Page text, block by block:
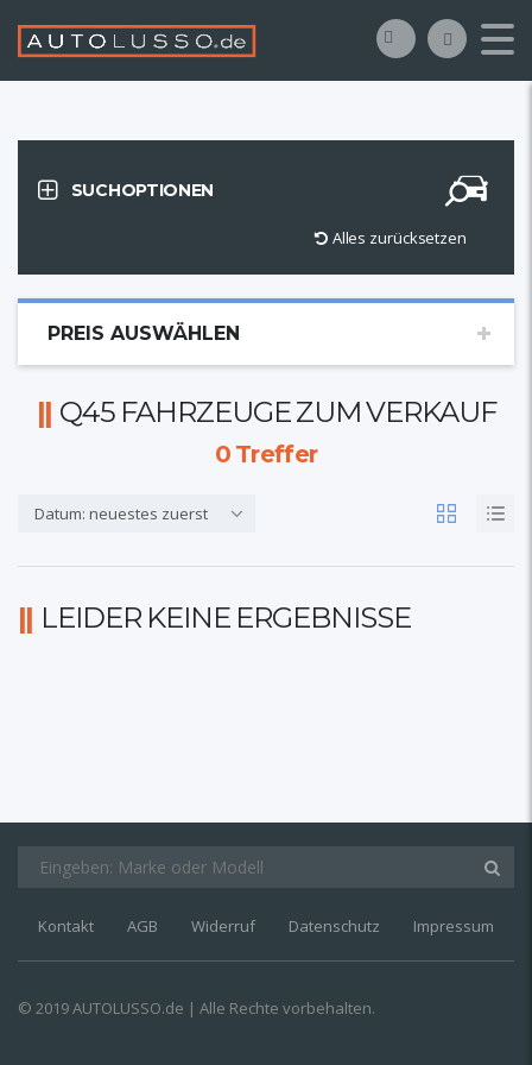
SUCHOPTIONEN
Alles zurücksetzen
PREIS AUSWÄHLEN
Q45 FAHRZEUGE ZUM VERKAUF
0Treffer
Datum: neuestes zuerst
LEIDER KEINE ERGEBNISSE
Kontakt AGB Widerruf Datenschutz Impressum
© 2019 AUTOLUSSO.de | Alle Rechte vorbehalten.